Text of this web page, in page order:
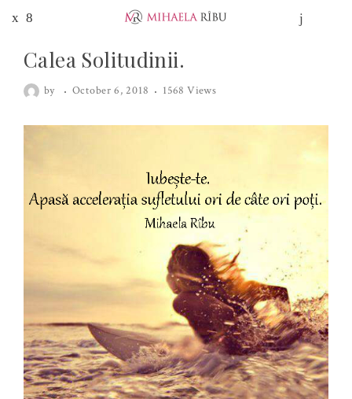
Calea Solitudinii.
by October 6, 2018 1568 Views